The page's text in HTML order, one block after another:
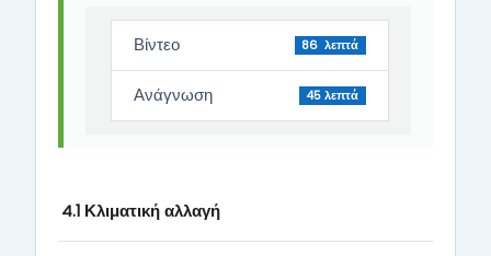
Βίντεο 86 λεπτά
Ανάγνωση 45 λεπτά
4.1 Κλιματική αλλαγή